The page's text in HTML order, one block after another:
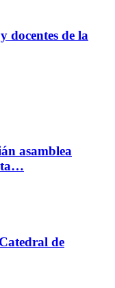
docentes de la
asamblea
de